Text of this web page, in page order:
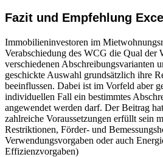
Fazit und Empfehlung
Immobilieninvestoren im
Verabschiedung des WCG die Qual der
verschiedenen Abschreibungsvarianten
geschickte Auswahl grundsätzlich ihre
beeinflussen. Dabei ist im Vorfeld aber
individuellen Fall ein bestimmtes
angewendet werden darf. Der Beitrag
zahlreiche Voraussetzungen erfüllt sein
Restriktionen, Förder- und
Verwendungsvorgaben oder auch
Effizienzvorgaben)